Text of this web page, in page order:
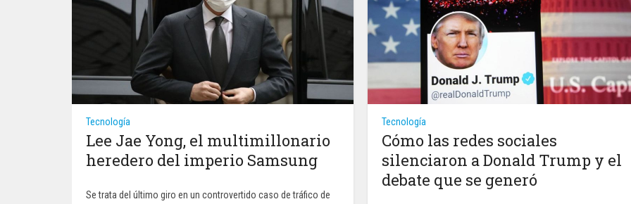
Tecnología
Lee Jae Yong, el multimillonario
heredero del imperio Samsung
Se trata del último giro en un controvertido caso de tráfico de
Tecnología
Cómo las redes sociales
silenciaron a Donald Trump y el
debate que se generó